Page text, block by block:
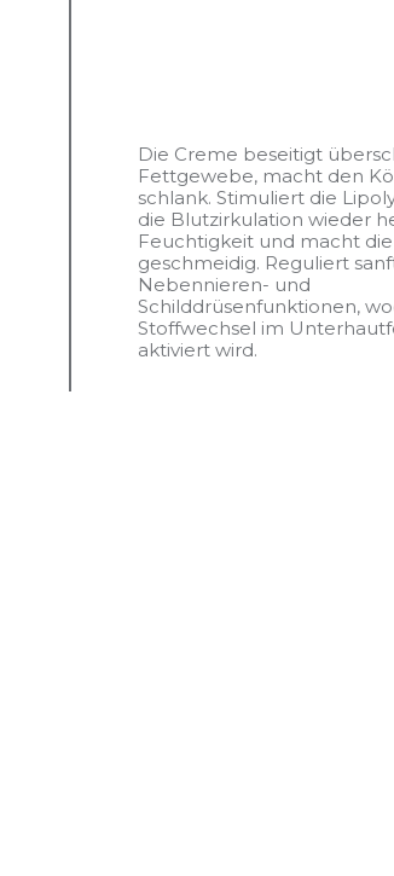
Die Creme beseitigt
Fettgewebe, macht den
schlank. Stimuliert die
die Blutzirkulation wieder
Feuchtigkeit und macht
geschmeidig. Reguliert
Nebennieren- und
Schilddrüsenfunktionen,
Stoffwechsel im
aktiviert wird.